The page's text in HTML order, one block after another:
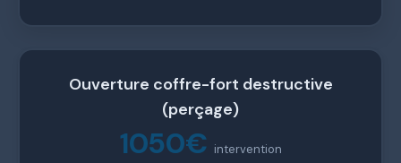
Ouverture coffre-fort destructive
(perçage)
1050€ intervention